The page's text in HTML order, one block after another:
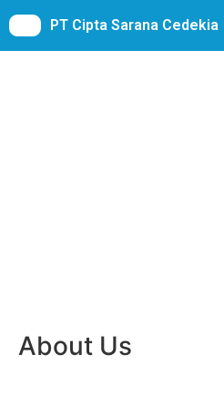
PT Cipta Sarana Cedekia
About Us